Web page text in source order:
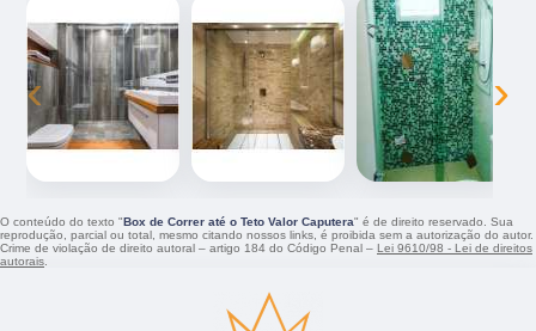
‹ ›
O conteúdo do texto "Box de Correr até o Teto Valor Caputera" é de direito reservado. Sua
reprodução, parcial ou total, mesmo citando nossos links, é proibida sem a autorização do autor.
Crime de violação de direito autoral – artigo 184 do Código Penal – Lei 9610/98 - Lei de direitos
autorais